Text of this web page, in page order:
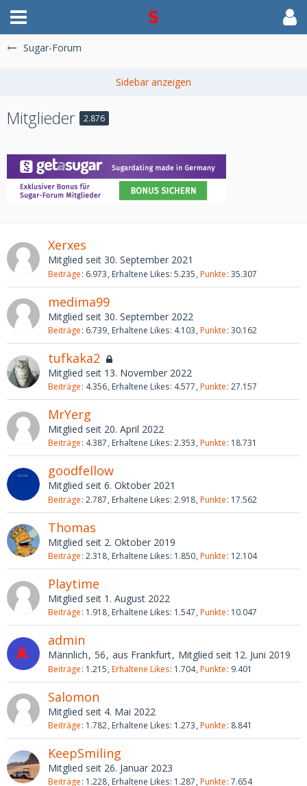
Sugar-Forum
Mitglieder 2.876
Xerxes
Mitglied seit 30. September 2021
Beiträge 6.973 Erhaltene Likes 5.235 Punkte 35.307
medima99
Mitglied seit 30. September 2022
Beiträge 6.739 Erhaltene Likes 4.103 Punkte 30.162
tufkaka2
Mitglied seit 13. November 2022
Beiträge 4.356 Erhaltene Likes 4.577 Punkte 27.157
MrYerg
Mitglied seit 20. April 2022
Beiträge 4.387 Erhaltene Likes 2.353 Punkte 18.731
goodfellow
Mitglied seit 6. Oktober 2021
Beiträge 2.787 Erhaltene Likes 2.918 Punkte 17.562
Thomas
Mitglied seit 2. Oktober 2019
Beiträge 2.318 Erhaltene Likes 1.850 Punkte 12.104
Playtime
Mitglied seit 1. August 2022
Beiträge 1.918 Erhaltene Likes 1.547 Punkte 10.047
admin
Männlich 56 aus Frankfurt Mitglied seit 12. Juni 2019
Beiträge 1.215 Erhaltene Likes 1.704 Punkte 9.401
Salomon
Mitglied seit 4. Mai 2022
Beiträge 1.782 Erhaltene Likes 1.273 Punkte 8.841
KeepSmiling
Mitglied seit 26. Januar 2023
Beiträge 1.228 Erhaltene Likes 1.287 Punkte 7.654